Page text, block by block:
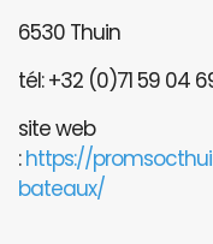
6530 Thuin
tél: +32 (0)71 59 04
site web
:https://
bateaux/